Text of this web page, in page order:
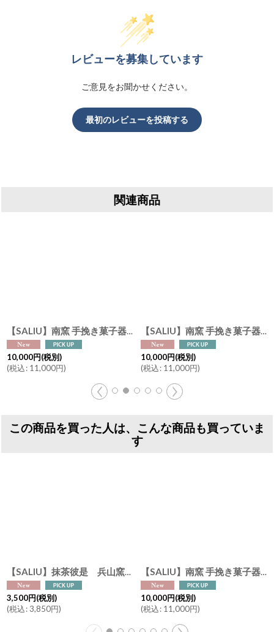
レビューを募集しています
ご意見をお聞かせください。
最初のレビューを投稿する
関連商品
[30412]
【SALIU】南窯 手挽き菓子器 翠葉 ( suiyou ) SALIU craft 中鉢 菓子鉢 ボール 日本製 国産 工藤工 美濃焼 Japan
10,000円(税別)
(税込: 11,000円)
【SALIU】南窯 手挽き菓子器 葉音 ( haoto ) SALIU craft 中鉢 菓子鉢 ボール 日本製 国産 工藤工 美濃焼 Japan
10,000円(税別)
(税込: 11,000円)
この商品を買った人は、こんな商品も買っていま
す
【SALIU】抹茶彼是 兵山窯 こぶり抹茶碗 粉引き 黒柿釉 美濃焼 日本製 SALIU craft Japan 抹茶ラテ 抹茶を楽しむ
3,500円(税別)
(税込: 3,850円)
【SALIU】南窯 手挽き菓子器 葉音 ( haoto ) SALIU craft 中鉢 菓子鉢 ボール 日本製 国産 工藤工 美濃焼 Japan
10,000円(税別)
(税込: 11,000円)